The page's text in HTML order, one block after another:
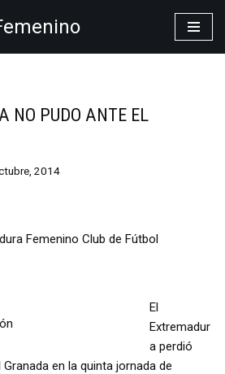
NO PUDO ANTE EL
2014
El
Extremadur
a perdió
en la quinta jornada de